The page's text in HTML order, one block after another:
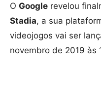
O Google revelou
Stadia, a sua
videojogos vai ser
novembro de 2019 às